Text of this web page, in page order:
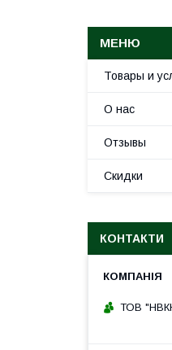
Товары и
О нас
Отзывы
Скидки
КОНТАКТИ
ТОВ